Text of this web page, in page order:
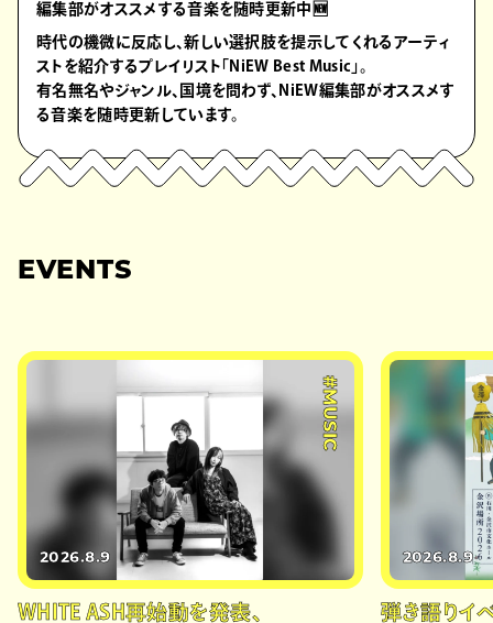
編集部がオススメする音楽を随時更新中🆕
時代の機微に反応し、新しい選択肢を提示してくれるアーティ
ストを紹介するプレイリスト「NiEW Best Music」。
有名無名やジャンル、国境を問わず、NiEW編集部がオススメす
る音楽を随時更新しています。
EVENTS
#MUSIC
2026.8.9
WHITE ASH再始動を発表、
2026.8.9
弾き語りイ